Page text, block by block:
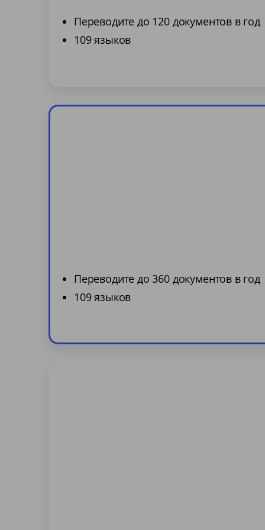
Переводите до 120 документов в год
109 языков
Переводите до 360 документов в год
109 языков